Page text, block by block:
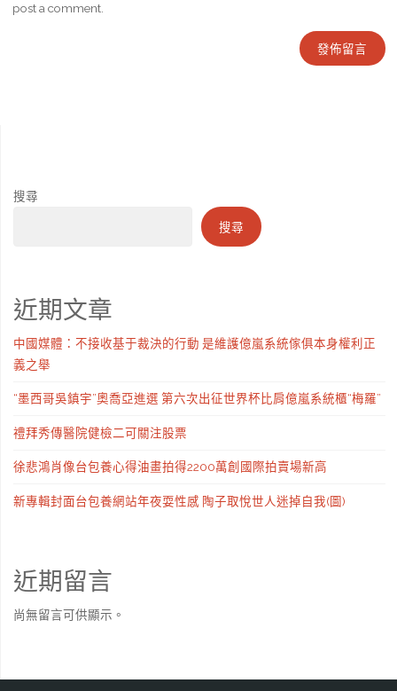
post a comment.
搜尋
搜尋
近期文章
中國媒體：不接收基于裁決的行動 是維護億嵐系統傢俱本身權利正
義之舉
“墨西哥吳鎮宇”奧喬亞進選 第六次出征世界杯比肩億嵐系統櫃“梅羅”
禮拜秀傳醫院健檢二可關注股票
徐悲鴻肖像台包養心得油畫拍得2200萬創國際拍賣場新高
新專輯封面台包養網站年夜耍性感 陶子取悅世人迷掉自我(圖)
近期留言
尚無留言可供顯示。